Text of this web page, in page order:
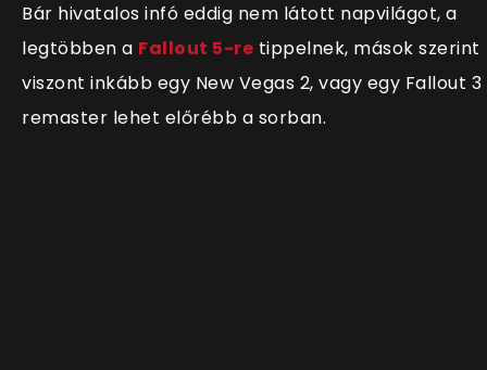
Bár hivatalos infó eddig nem látott napvilágot, a
legtöbben a Fallout 5-re tippelnek, mások szerint
viszont inkább egy New Vegas 2, vagy egy Fallout 3
remaster lehet előrébb a sorban.